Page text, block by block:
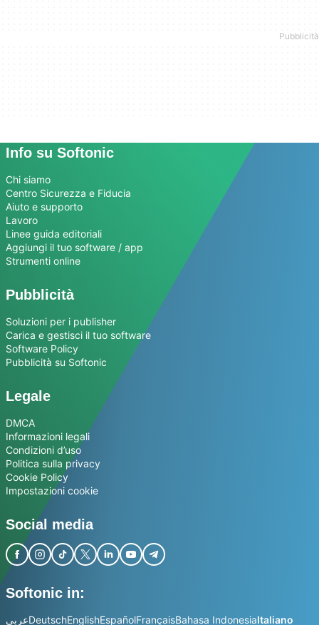
Info su Softonic
Chi siamo
Centro Sicurezza e Fiducia
Aiuto e supporto
Lavoro
Linee guida editoriali
Aggiungi il tuo software / app
Strumenti online
Pubblicità
Soluzioni per i publisher
Carica e gestisci il tuo software
Software Policy
Pubblicità su Softonic
Legale
DMCA
Informazioni legali
Condizioni d’uso
Politica sulla privacy
Cookie Policy
Impostazioni cookie
Social media
Softonic in:
عربيDeutschEnglishEspañolFrançaisBahasa IndonesiaItaliano